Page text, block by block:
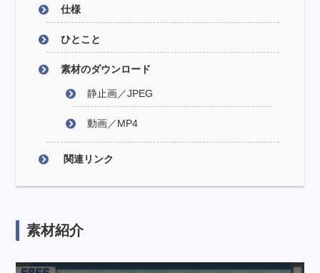
仕様
ひとこと
素材のダウンロード
静止画／JPEG
動画／MP4
関連リンク
素材紹介